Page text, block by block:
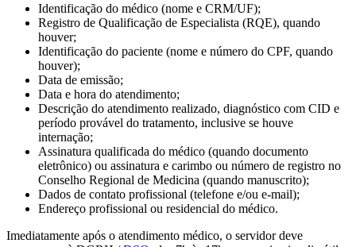
Identificação do médico (nome e CRM/UF);
Registro de Qualificação de Especialista (RQE), quando
houver;
Identificação do paciente (nome e número do CPF, quando
houver);
Data de emissão;
Data e hora do atendimento;
Descrição do atendimento realizado, diagnóstico com CID e
período provável do tratamento, inclusive se houve
internação;
Assinatura qualificada do médico (quando documento
eletrônico) ou assinatura e carimbo ou número de registro no
Conselho Regional de Medicina (quando manuscrito);
Dados de contato profissional (telefone e/ou e-mail);
Endereço profissional ou residencial do médico.
Imediatamente após o atendimento médico, o servidor deve